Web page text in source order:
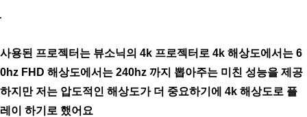
사용된 프로젝터는 뷰소닉의 4k 프로젝터로 4k 해상도에서는 6
0hz FHD 해상도에서는 240hz 까지 뽑아주는 미친 성능을 제공
하지만 저는 압도적인 해상도가 더 중요하기에 4k 해상도로 플
레이 하기로 했어요